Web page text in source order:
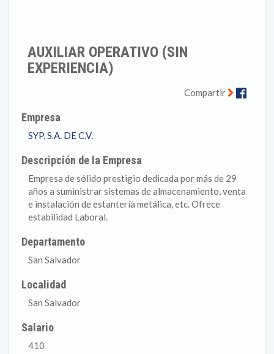
AUXILIAR OPERATIVO (SIN
EXPERIENCIA)
Compartir
Empresa
SYP, S.A. DE C.V.
Descripción de la Empresa
Empresa de sólido prestigio dedicada por más de 29
años a suministrar sistemas de almacenamiento, venta
e instalación de estantería metálica, etc. Ofrece
estabilidad Laboral.
Departamento
San Salvador
Localidad
San Salvador
Salario
410